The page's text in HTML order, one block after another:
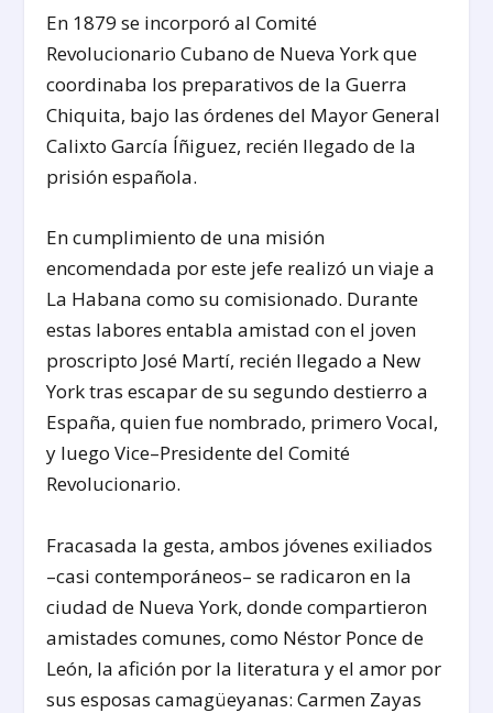
En 1879 se incorporó al Comité
Revolucionario Cubano de Nueva York que
coordinaba los preparativos de la Guerra
Chiquita, bajo las órdenes del Mayor General
Calixto García Íñiguez, recién llegado de la
prisión española.
En cumplimiento de una misión
encomendada por este jefe realizó un viaje a
La Habana como su comisionado. Durante
estas labores entabla amistad con el joven
proscripto José Martí, recién llegado a New
York tras escapar de su segundo destierro a
España, quien fue nombrado, primero Vocal,
y luego Vice–Presidente del Comité
Revolucionario.
Fracasada la gesta, ambos jóvenes exiliados
–casi contemporáneos– se radicaron en la
ciudad de Nueva York, donde compartieron
amistades comunes, como Néstor Ponce de
León, la afición por la literatura y el amor por
sus esposas camagüeyanas: Carmen Zayas